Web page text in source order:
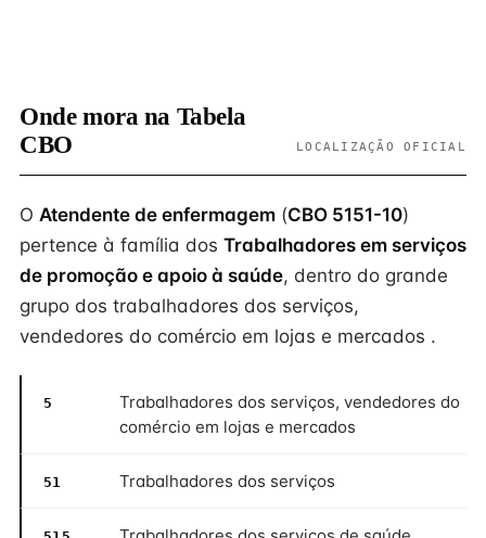
Onde mora na Tabela
CBO
LOCALIZAÇÃO OFICIAL
O Atendente de enfermagem (CBO 5151-10)
pertence à família dos Trabalhadores em serviços
de promoção e apoio à saúde, dentro do grande
grupo dos trabalhadores dos serviços,
vendedores do comércio em lojas e mercados .
5
Trabalhadores dos serviços, vendedores do
comércio em lojas e mercados
51 Trabalhadores dos serviços